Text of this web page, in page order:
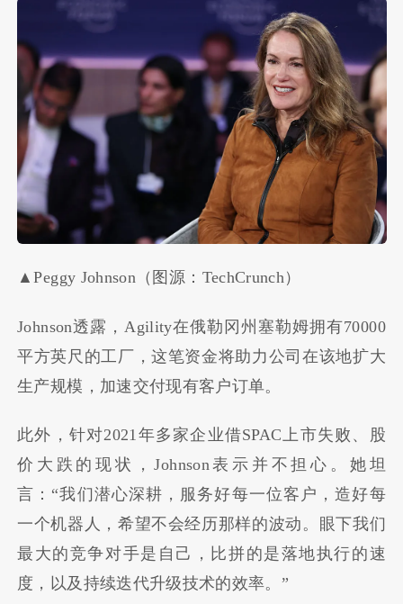
▲Peggy Johnson（图源：TechCrunch）
Johnson透露，Agility在俄勒冈州塞勒姆拥有70000
平方英尺的工厂，这笔资金将助力公司在该地扩大
生产规模，加速交付现有客户订单。
此外，针对2021年多家企业借SPAC上市失败、股
价大跌的现状，Johnson表示并不担心。她坦
言：“我们潜心深耕，服务好每一位客户，造好每
一个机器人，希望不会经历那样的波动。眼下我们
最大的竞争对手是自己，比拼的是落地执行的速
度，以及持续迭代升级技术的效率。”